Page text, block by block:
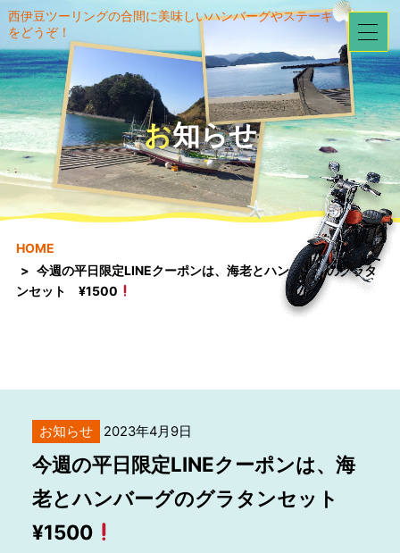
西伊豆ツーリングの合間に美味しいハンバーグやステーキ
をどうぞ！
お知らせ
HOME
今週の平日限定LINEクーポンは、海老とハンバーグのグラタ
ンセット ¥1500
お知らせ 2023年4月9日
今週の平日限定LINEクーポンは、海
老とハンバーグのグラタンセット
¥1500